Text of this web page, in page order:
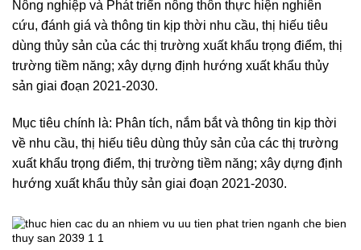
Nông nghiệp và Phát triển nông thôn thực hiện nghiên
cứu, đánh giá và thông tin kịp thời nhu cầu, thị hiếu tiêu
dùng thủy sản của các thị trường xuất khẩu trọng điểm, thị
trường tiềm năng; xây dựng định hướng xuất khẩu thủy
sản giai đoạn 2021-2030.
Mục tiêu chính là: Phân tích, nắm bắt và thông tin kịp thời
về nhu cầu, thị hiếu tiêu dùng thủy sản của các thị trường
xuất khẩu trọng điểm, thị trường tiềm năng; xây dựng định
hướng xuất khẩu thủy sản giai đoạn 2021-2030.